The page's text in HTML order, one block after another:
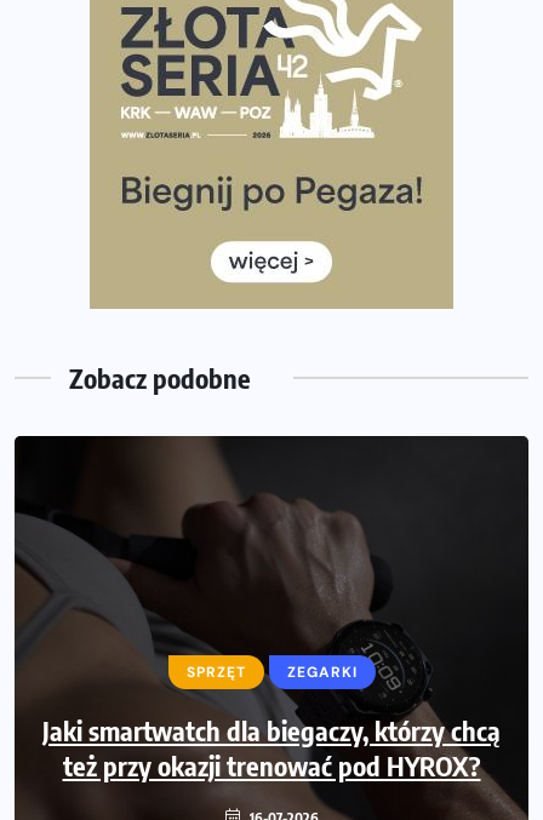
Największy Bieg Powstania Warszawskiego w historii.
Ponad 12 tysięcy uczestników pobiegło dla Bohaterów!
Tętno vs tempo – czym kierować się w bieganiu?
Co ma dużo białka? Produkty, które warto włączyć do
Rozbiegany Olsztyn szykuje się na weekend z
Już w tę sobotę 35. Bieg Powstania Warszawskiego.
Wystartuje rekordowa liczba uczestników
Zobacz podobne
SPRZĘT
Jak zaplanować domowe cardio bez
przepełniania mieszkania sprzętem